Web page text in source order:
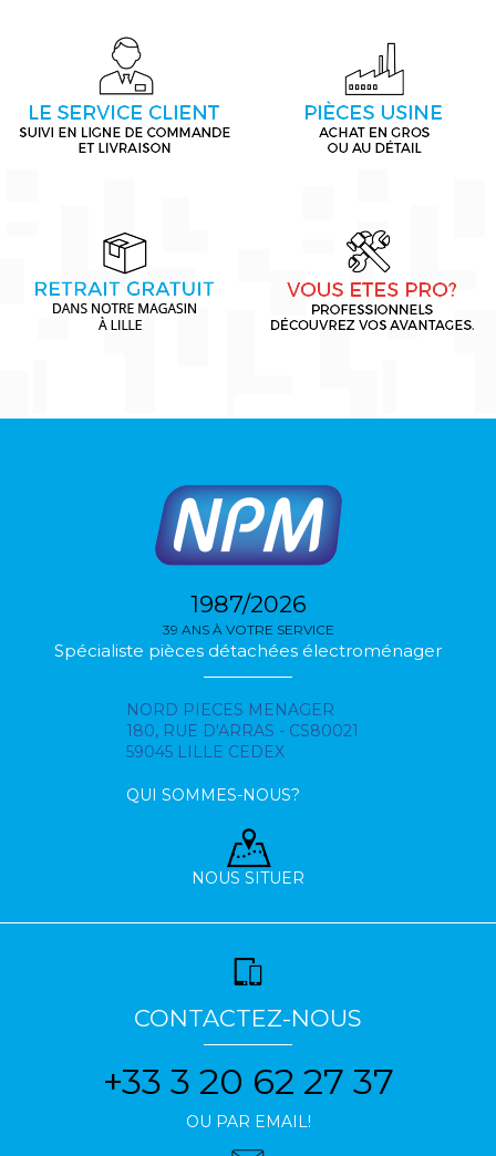
1987/2026
39 ANS À VOTRE SERVICE
Spécialiste pièces détachées électroménager
NORD PIECES MENAGER
180, RUE D'ARRAS - CS80021
59045 LILLE CEDEX
QUI SOMMES-NOUS?
NOUS SITUER
CONTACTEZ-NOUS
+33 3 20 62 27 37
OU PAR EMAIL!